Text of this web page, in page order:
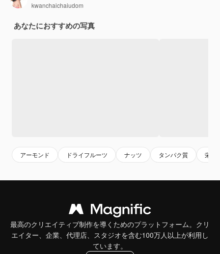
kwanchaichaiudom
あなたにおすすめの写真
アーモンド ドライフルーツ ナッツ タンパク質 栄養
最高のクリエイティブ制作を導くためのプラットフォーム。クリ
エイター、企業、代理店、スタジオを含む100万人以上が利用し
ています。